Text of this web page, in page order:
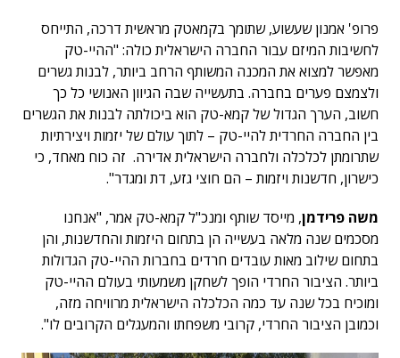
פרופ' אמנון שעשוע, שתומך בקמאטק מראשית דרכה, התייחס
לחשיבות המיזם עבור החברה הישראלית כולה: "ההיי-טק
מאפשר למצוא את המכנה המשותף הרחב ביותר, לבנות גשרים
ולצמצם פערים בחברה. בתעשייה שבה הגיוון האנושי כל כך
חשוב, הערך הגדול של קמא-טק הוא ביכולתה לבנות את הגשרים
בין החברה החרדית להיי-טק – לתוך עולם של יזמות ויצירתיות
שתרומתן לכלכלה ולחברה הישראלית אדירה. זה כוח מאחד, כי
כישרון, חדשנות ויזמות – הם חוצי גזע, דת ומגדר".
משה פרידמן, מייסד שותף ומנכ"ל קמא-טק אמר, "אנחנו
מסכמים שנה מלאה בעשייה הן בתחום היזמות והחדשנות, והן
בתחום שילוב מאות עובדים חרדים בחברות ההיי-טק הגדולות
ביותר. הציבור החרדי הופך לשחקן משמעותי בעולם ההיי-טק
ומוכיח בכל שנה עד כמה הכלכלה הישראלית מרוויחה מזה,
וכמובן הציבור החרדי, קרובי משפחתו והמעגלים הקרובים לו".